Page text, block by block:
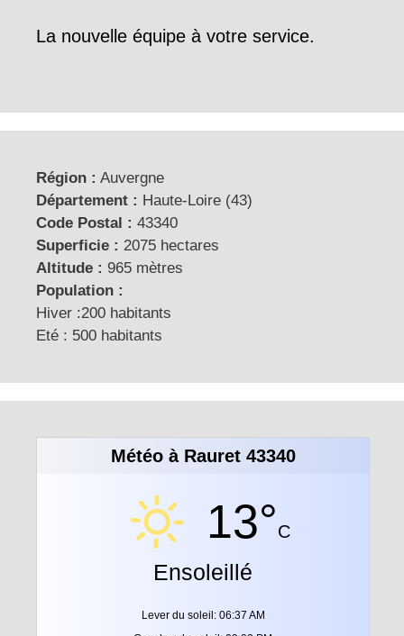
La nouvelle équipe à votre service.
Région : Auvergne
Département : Haute-Loire (43)
Code Postal : 43340
Superficie : 2075 hectares
Altitude : 965 mètres
Population :
Hiver :200 habitants
Eté : 500 habitants
Météo à Rauret 43340
13°C
Ensoleillé
Lever du soleil: 06:37 AM